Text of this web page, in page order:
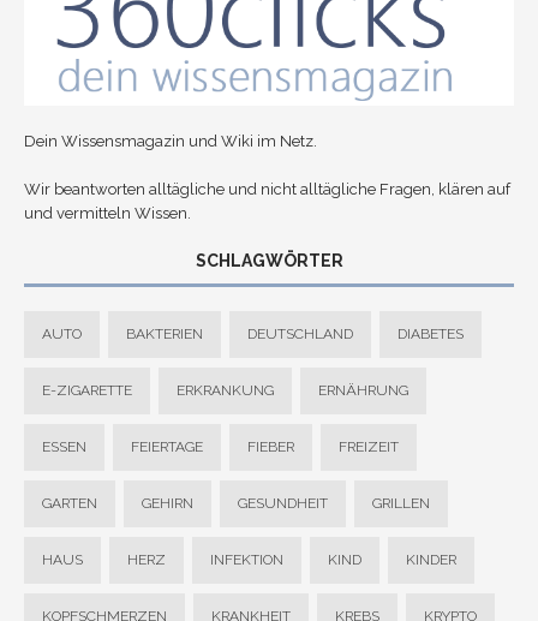
Dein Wissensmagazin und Wiki im Netz.
Wir beantworten alltägliche und nicht alltägliche Fragen, klären auf
und vermitteln Wissen.
SCHLAGWÖRTER
AUTO BAKTERIEN DEUTSCHLAND DIABETES
E-ZIGARETTE ERKRANKUNG ERNÄHRUNG
ESSEN FEIERTAGE FIEBER FREIZEIT
GARTEN GEHIRN GESUNDHEIT GRILLEN
HAUS HERZ INFEKTION KIND KINDER
KOPFSCHMERZEN KRANKHEIT KREBS KRYPTO